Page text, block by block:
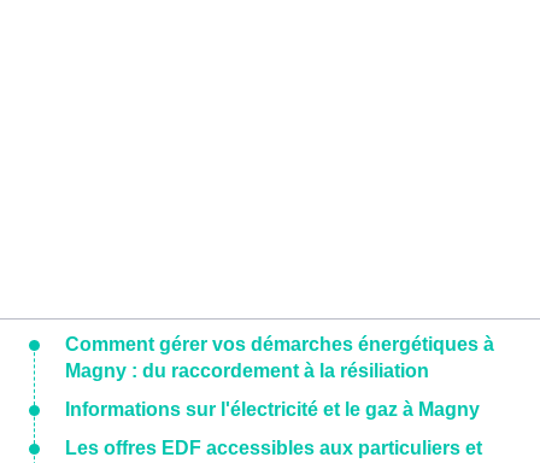
Comment gérer vos démarches énergétiques à
Magny : du raccordement à la résiliation
Informations sur l'électricité et le gaz à Magny
Les offres EDF accessibles aux particuliers et